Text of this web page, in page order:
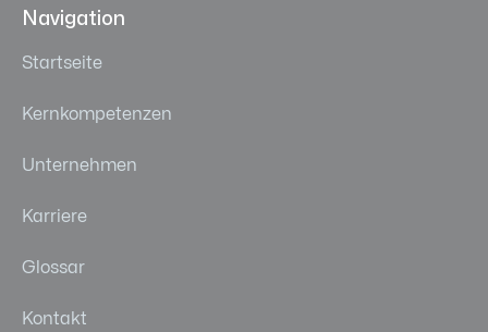
Navigation
Startseite
Kernkompetenzen
Unternehmen
Karriere
Glossar
Kontakt